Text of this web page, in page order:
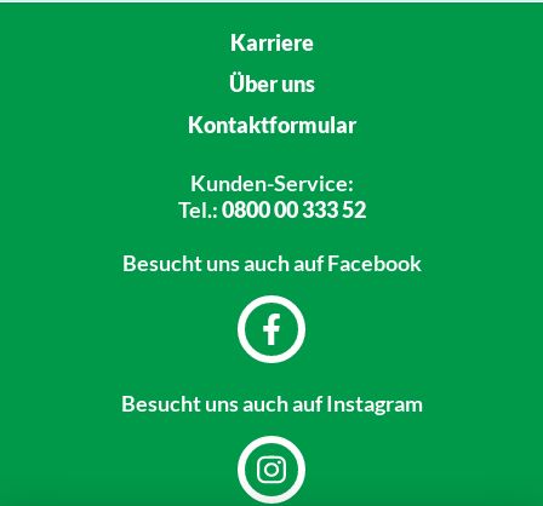
Karriere
Über uns
Kontaktformular
Kunden-Service:
Tel.:0800 00 333 52
Besucht unsauch auf Facebook
Besucht unsauch auf Instagram